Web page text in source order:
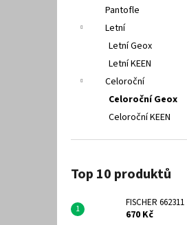
Pantofle
Letní
Letní Geox
Letní KEEN
Celoroční
Celoroční Geox
Celoroční KEEN
Top 10 produktů
FISCHER 662311
670 Kč